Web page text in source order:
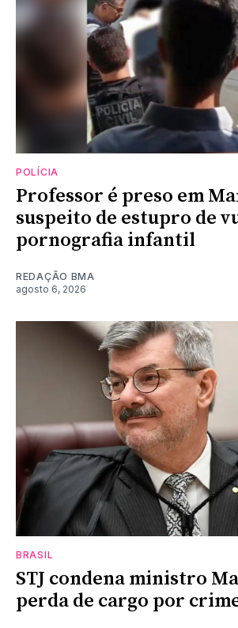
POLÍCIA
Professor é preso em
suspeito de estupro de
pornografia infantil
REDAÇÃO BMA
agosto 6, 2026
BRASIL
STJ condena ministro
perda de cargo por